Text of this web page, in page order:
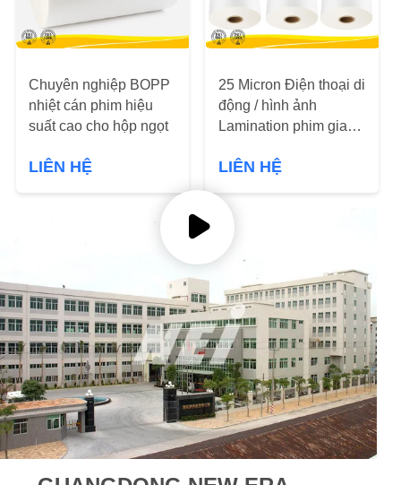
SOÁT
CHẤT
LƯỢNG
CHÚNG
TÔI
YÊU
CẦU
BÁO
GIÁ
Chuyên nghiệp BOPP
nhiệt cán phim hiệu
suất cao cho hộp ngọt
LIÊN HỆ
25 Micron Điện thoại di
động / hình ảnh
Lamination phim giao
thương hiệu
LIÊN HỆ